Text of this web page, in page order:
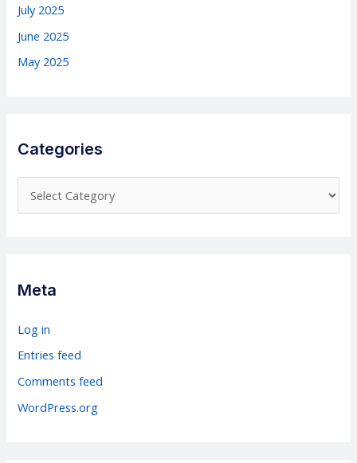
July 2025
June 2025
May 2025
Categories
a
r
i
Meta
Log in
Entries feed
Comments feed
WordPress.org